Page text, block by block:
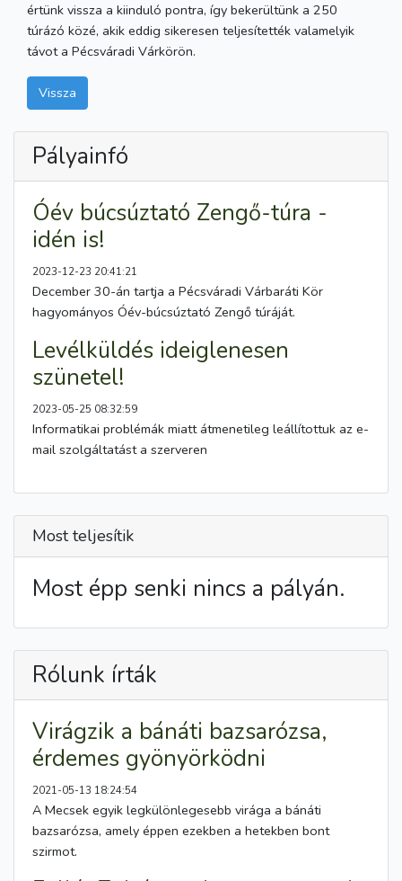
értünk vissza a kiinduló pontra, így bekerültünk a 250
túrázó közé, akik eddig sikeresen teljesítették valamelyik
távot a Pécsváradi Várkörön.
Vissza
Pályainfó
Óév búcsúztató Zengő-túra -
idén is!
2023-12-23 20:41:21
December 30-án tartja a Pécsváradi Várbaráti Kör
hagyományos Óév-búcsúztató Zengő túráját.
Levélküldés ideiglenesen
szünetel!
2023-05-25 08:32:59
Informatikai problémák miatt átmenetileg leállítottuk az e-
mail szolgáltatást a szerveren
Most teljesítik
Most épp senki nincs a pályán.
Rólunk írták
Virágzik a bánáti bazsarózsa,
érdemes gyönyörködni
2021-05-13 18:24:54
A Mecsek egyik legkülönlegesebb virága a bánáti
bazsarózsa, amely éppen ezekben a hetekben bont
szirmot.